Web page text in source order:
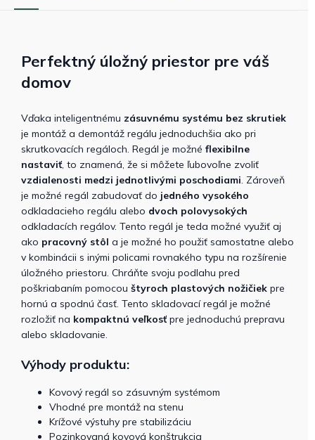
Perfektný úložný priestor pre váš
domov
Vďaka inteligentnému zásuvnému systému bez skrutiek
je montáž a demontáž regálu jednoduchšia ako pri
skrutkovacích regáloch. Regál je možné flexibilne
nastaviť , to znamená, že si môžete ľubovoľne zvoliť
vzdialenosti medzi jednotlivými poschodiami . Zároveň
je možné regál zabudovať do jedného vysokého
odkladacieho regálu alebo dvoch polovysokých
odkladacích regálov. Tento regál je teda možné využiť aj
ako pracovný stôl a je možné ho použiť samostatne alebo
v kombinácii s inými policami rovnakého typu na rozšírenie
úložného priestoru. Chráňte svoju podlahu pred
poškriabaním pomocou štyroch plastových nožičiek pre
hornú a spodnú časť. Tento skladovací regál je možné
rozložiť na kompaktnú veľkosť pre jednoduchú prepravu
alebo skladovanie.
Výhody produktu:
Kovový regál so zásuvným systémom
Vhodné pre montáž na stenu
Krížové výstuhy pre stabilizáciu
Pozinkovaná kovová konštrukcia